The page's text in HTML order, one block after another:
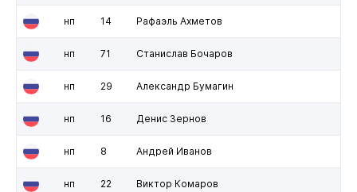
нп 14 Рафаэль Ахметов
нп 71 Станислав Бочаров
нп 29 Александр Бумагин
нп 16 Денис Зернов
нп 8 Андрей Иванов
нп 22 Виктор Комаров